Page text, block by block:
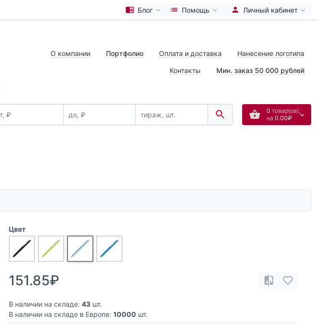
Блог Помощь Личный кабинет
О компании Портфолио Оплата и доставка Нанесение логотипа
Контакты Мин. заказ 50 000 рублей
0 товар(ов),
на 0.00₽
Цвет
151.85₽
В наличии на складе: 43 шт.
В наличии на складе в Европе: 10000 шт.